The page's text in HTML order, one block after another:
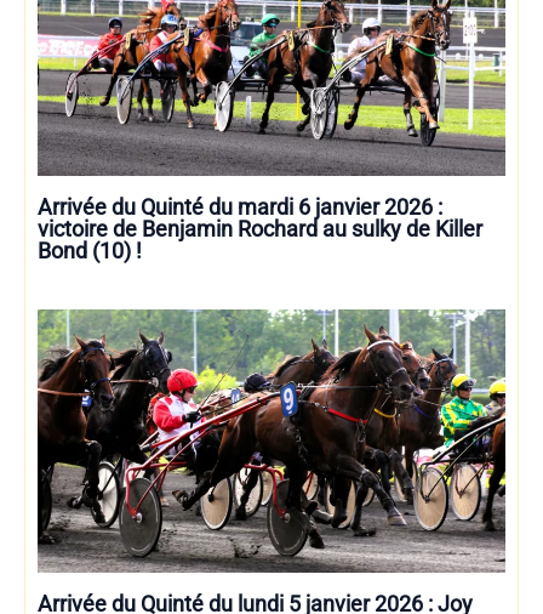
Arrivée du Quinté du mardi 6 janvier 2026 :
victoire de Benjamin Rochard au sulky de Killer
Bond (10) !
Arrivée du Quinté du lundi 5 janvier 2026 : Joy